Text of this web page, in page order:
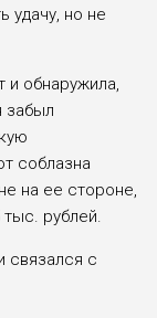
удачу, но не
и обнаружила,
забыл
соблазна
на ее стороне,
тыс. рублей.
связался с